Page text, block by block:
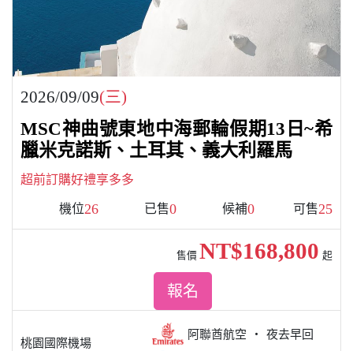
2026/09/09(三)
MSC神曲號東地中海郵輪假期13日~希
臘米克諾斯、土耳其、義大利羅馬
超前訂購好禮享多多
機位26 已售0 候補0 可售25
桃園國際機場
阿聯酋航空 夜去早回
售價 NT$168,800 起
報名